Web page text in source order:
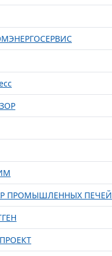
ПРОМЫШЛЕННЫХ ПЕЧЕЙ